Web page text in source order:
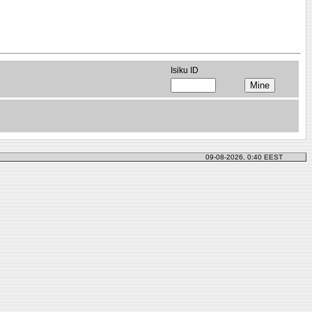
Isiku ID
09-08-2026, 0:40 EEST